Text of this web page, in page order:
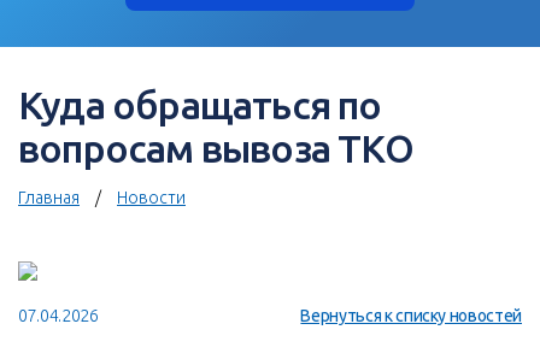
Куда обращаться по
вопросам вывоза ТКО
Главная Новости
07.04.2026 Вернуться к списку новостей